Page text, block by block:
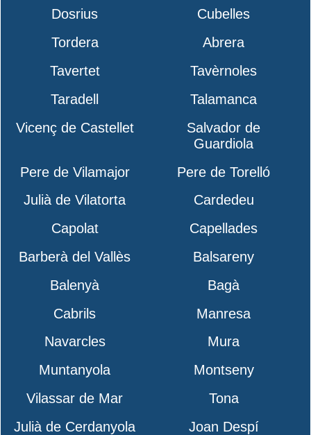
Dosrius
Cubelles
Tordera
Abrera
Tavertet
Tavèrnoles
Taradell
Talamanca
Vicenç de Castellet
Salvador de
Guardiola
Pere de Vilamajor
Pere de Torelló
Julià de Vilatorta
Cardedeu
Capolat
Capellades
Barberà del Vallès
Balsareny
Balenyà
Bagà
Cabrils
Manresa
Navarcles
Mura
Muntanyola
Montseny
Vilassar de Mar
Tona
Julià de Cerdanyola
Joan Despí